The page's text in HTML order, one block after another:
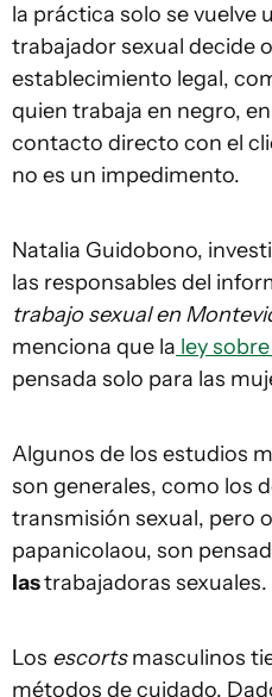
la práctica solo se vuelve
trabajador sexual decide
establecimiento legal,
quien trabaja en negro,
contacto directo con el
no es un impedimento.
Natalia Guidobono,
las responsables del
trabajo sexual en
menciona que la ley
pensada solo para las
Algunos de los estudios
son generales, como los
transmisión sexual, pero
papanicolaou, son
lastrabajadoras sexuales.
Los escortsmasculinos
métodos de cuidado.